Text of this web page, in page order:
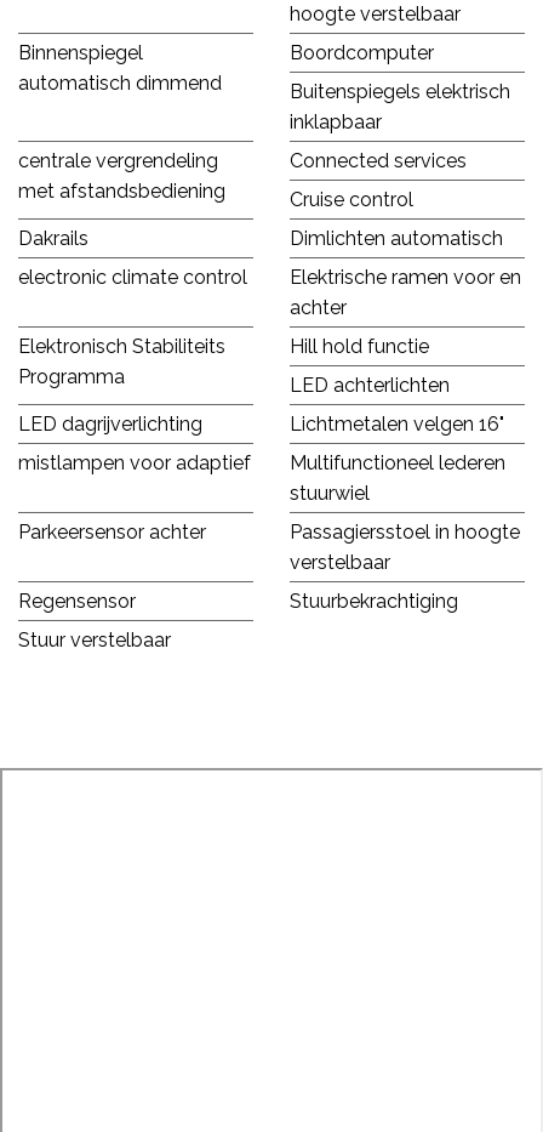
hoogte verstelbaar
Binnenspiegel
automatisch dimmend
Boordcomputer
Buitenspiegels elektrisch
inklapbaar
centrale vergrendeling
met afstandsbediening
Connected services
Cruise control
Dakrails
Dimlichten automatisch
electronic climate control
Elektrische ramen voor en
achter
Elektronisch Stabiliteits
Programma
Hill hold functie
LED achterlichten
LED dagrijverlichting
Lichtmetalen velgen 16"
mistlampen voor adaptief
Multifunctioneel lederen
stuurwiel
Parkeersensor achter
Passagiersstoel in hoogte
verstelbaar
Regensensor
Stuurbekrachtiging
Stuur verstelbaar